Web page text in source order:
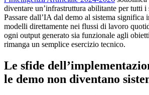
diventare un’infrastruttura abilitante per tutti
Passare dall’IA dal demo al sistema significa
modelli direttamente nei flussi di lavoro
ogni output generato sia funzionale agli
rimanga un semplice esercizio tecnico.
Le sfide
le demo non diventano